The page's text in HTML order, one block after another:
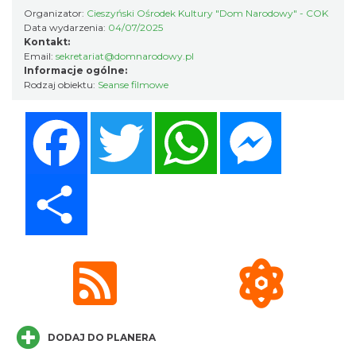
„Daniec kontra Kryszak”
Cieszyn
0.24 km
Spektakl "Tajemnica 16. piętra"
0.24 km
Organizator: Cieszyński Ośrodek Kultury "Dom Narodowy" - COK
Data wydarzenia: 04/07/2025
Kontakt:
Email: sekretariat@domnarodowy.pl
Informacje ogólne:
Rodzaj obiektu: Seanse filmowe
Twitter WhatsApp
DODAJ DO PLANERA